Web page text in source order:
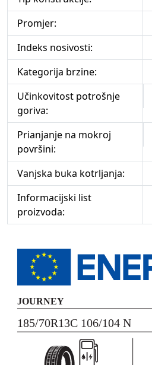
Promjer:
Indeks nosivosti:
Kategorija brzine:
Učinkovitost potrošnje
goriva:
Prianjanje na mokroj
površini:
Vanjska buka kotrljanja:
Informacijski list
proizvoda: